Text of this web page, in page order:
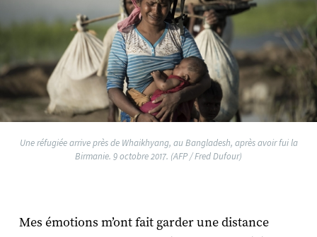
Une réfugiée arrive près de Whaikhyang, au Bangladesh, après avoir fui la
Birmanie. 9 octobre 2017. (AFP / Fred Dufour)
Mes émotions m’ont fait garder une distance